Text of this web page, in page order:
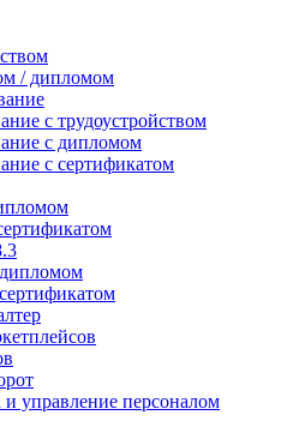
/ дипломом
с трудоустройством
с дипломом
с сертификатом
дипломом
управление персоналом